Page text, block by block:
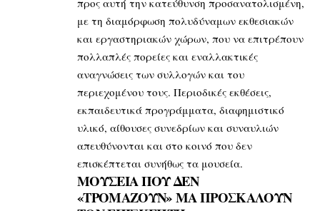
με τη διαμόρφωση πολυδύναμων εκθεσιακών
και εργαστηριακών χώρων, που να επιτρέπουν
πολλαπλές πορείες και εναλλακτικές
αναγνώσεις των συλλογών και του
περιεχομένου τους. Περιοδικές εκθέσεις,
εκπαιδευτικά προγράμματα, διαφημιστικό
υλικό, αίθουσες συνεδρίων και συναυλιών
απευθύνονται και στο κοινό που δεν
επισκέπτεται συνήθως τα μουσεία.
ΜΟΥΣΕΙΑ ΠΟΥ ΔΕΝ
«ΤΡΟΜΑΖΟΥΝ»ΜΑ ΠΡΟΣΚΑΛΟΥΝ